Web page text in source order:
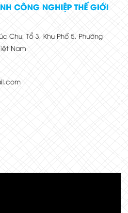
CÔNG NGHIỆP THẾ GIỚI
Chu, Tổ 3, Khu Phố 5, Phường
Nam